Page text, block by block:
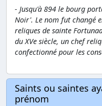
- Jusqu'à 894 le bourg
Noir'. Le nom fut changé
reliques de sainte
du XVe siècle, un chef
confectionné pour les
Saints ou saintes
prénom